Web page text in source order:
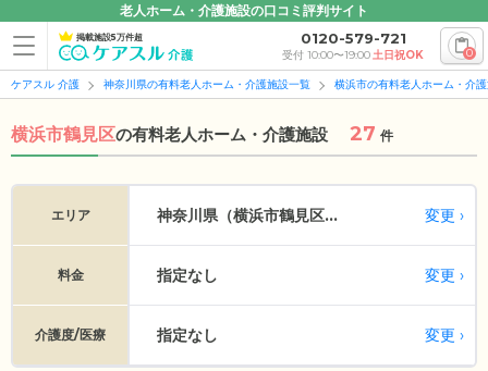
老人ホーム・介護施設の口コミ評判サイト
掲載施設5万件超 0120-579-721
受付 10:00〜19:00土日祝OK 0
ケアスル 介護 神奈川県の有料老人ホーム・介護施設一覧 横浜市の有料老人ホーム・介
横浜市鶴見区の有料老人ホーム・介護施設 27 件
エリア 神奈川県（横浜市鶴見区... 変更
料金 指定なし 変更
介護度/医療 指定なし 変更